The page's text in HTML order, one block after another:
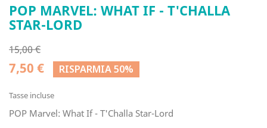
POP MARVEL: WHAT IF - T'CHALLA
STAR-LORD
15,00 €
7,50 € RISPARMIA 50%
Tasse incluse
POP Marvel: What If - T'Challa Star-Lord